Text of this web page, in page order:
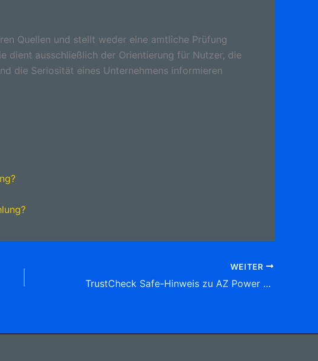
Quellen und stellt weder eine amtliche Prüfung
dient ausschließlich der Orientierung für Nutzer, die
die Seriosität eines Unternehmens informieren
WEITER
TrustCheck Safe-Hinweis zu AZ Power Logistics GmbH Weusterstr. 9, (Boy)46240 Bottrop Tel: 02041 7 73 36 60